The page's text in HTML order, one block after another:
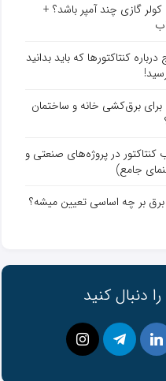
گازی چند آمپر باشد؟ +
کنتاکتورها که باید بدانید
برای برق‌کشی خانه و ساختمان
کنتاکتور در پروژه‌های صنعتی و
جامع)
بر چه اساسی تعیین میشه؟
را دنبال کنید